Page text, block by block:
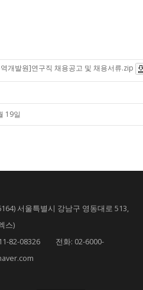
개발원]연구직 채용공고 및 채용서류.zip
19일
서울특별시 강남구 영동대로 513,
스)
82-08326 전화: 02-6000-